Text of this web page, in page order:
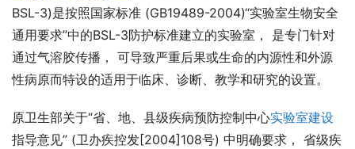
BSL-3)是按照国家标准 (GB19489-2004)“实验室生物安全
通用要求”中的BSL-3防护标准建立的实验室， 是专门针对
通过气溶胶传播， 可导致严重后果或生命的内源性和外源
性病原而特设的适用于临床、诊断、教学和研究的设置。
原卫生部关于“省、地、县级疾病预防控制中心实验室建设
指导意见” (卫办疾控发[2004]108号) 中明确要求， 省级疾